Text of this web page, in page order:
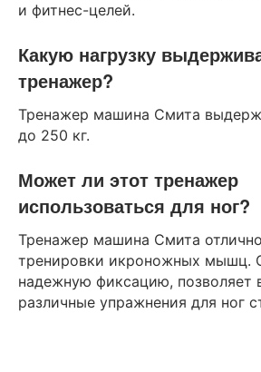
и фитнес-целей.
Какую нагрузку
тренажер?
Тренажер машина Смита
до 250 кг.
Может ли этот тренажер
использоваться для ног?
Тренажер машина Смита
тренировки икроножных мышц.
надежную фиксацию, позволяет
различные упражнения для ног